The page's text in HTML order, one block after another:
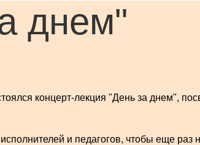
днем"
концерт-лекция "День за днем",
и педагогов, чтобы еще раз